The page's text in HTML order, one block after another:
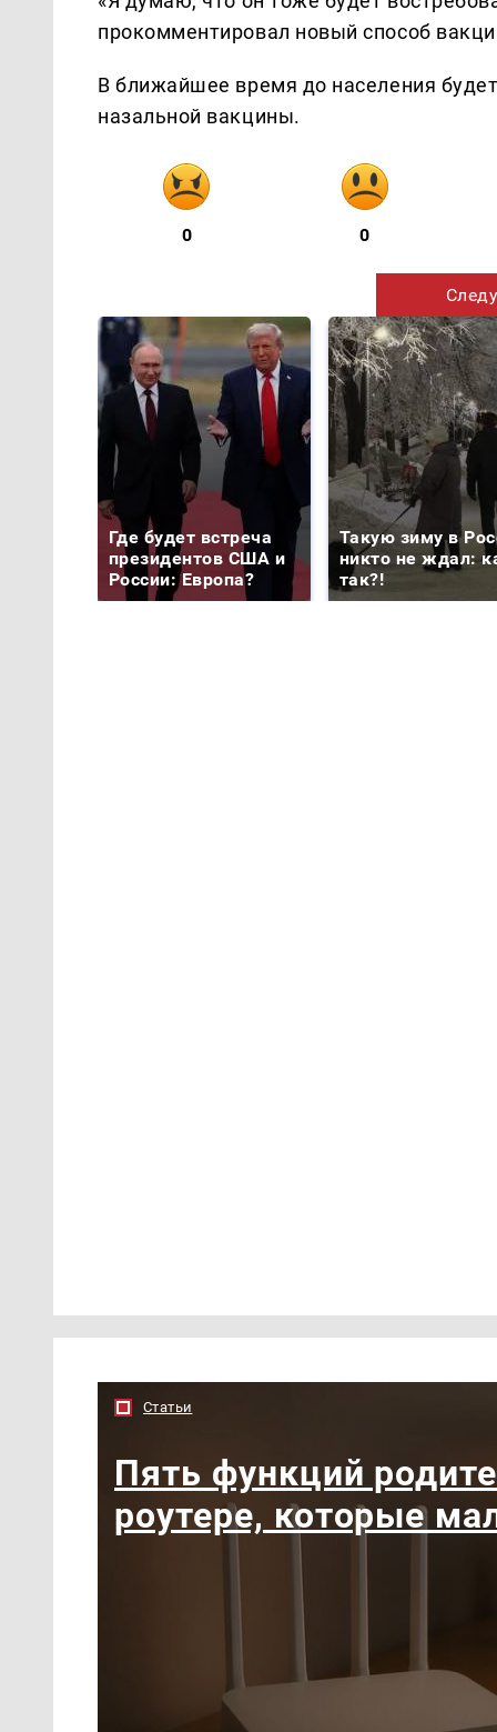
прокомментировал новый способ
В ближайшее время до населения
назальной вакцины.
0 0
Где будет встреча
президентов США и
России: Европа?
Такую зиму в
никто не ждал:
так?!
Статьи
Пять функций
роутере, которые